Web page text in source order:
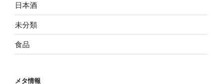
日本酒
未分類
食品
メタ情報